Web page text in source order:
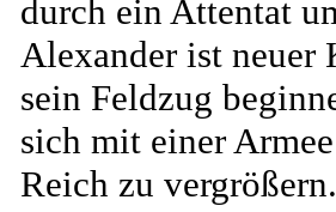
durch ein Attentat
Alexander ist neuer
sein Feldzug
sich mit einer
Reich zu